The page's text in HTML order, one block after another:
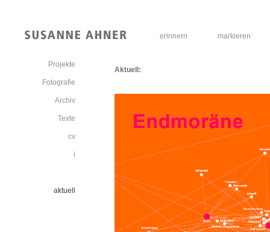
erinnern markieren
Projekte
Fotografie
Archiv
Texte
cv
i
aktuell
Aktuell: